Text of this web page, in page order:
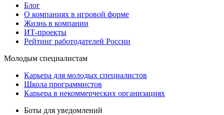
Блог
О компаниях в игровой форме
Жизнь в компании
ИТ-проекты
Рейтинг работодателей России
Молодым специалистам
Карьера для молодых специалистов
Школа программистов
Карьера в некоммерческих организациях
Боты для уведомлений